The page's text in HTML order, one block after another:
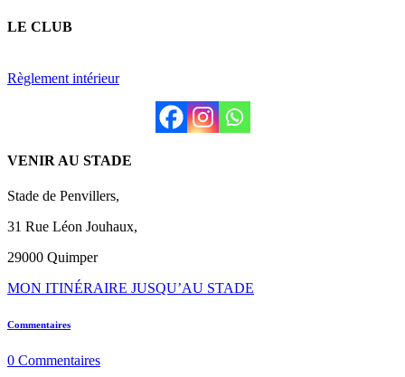
LE CLUB
Règlement intérieur
VENIR AU STADE
Stade de Penvillers,
31 Rue Léon Jouhaux,
29000 Quimper
MON ITINÉRAIRE JUSQU’AU STADE
Commentaires
0 Commentaires